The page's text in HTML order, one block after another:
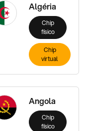
Algéria
Chip
físico
Chip
virtual
Angola
Chip
físico